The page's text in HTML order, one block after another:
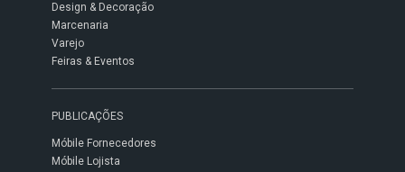
Design & Decoração
Marcenaria
Varejo
Feiras & Eventos
PUBLICAÇÕES
Móbile Fornecedores
Móbile Lojista